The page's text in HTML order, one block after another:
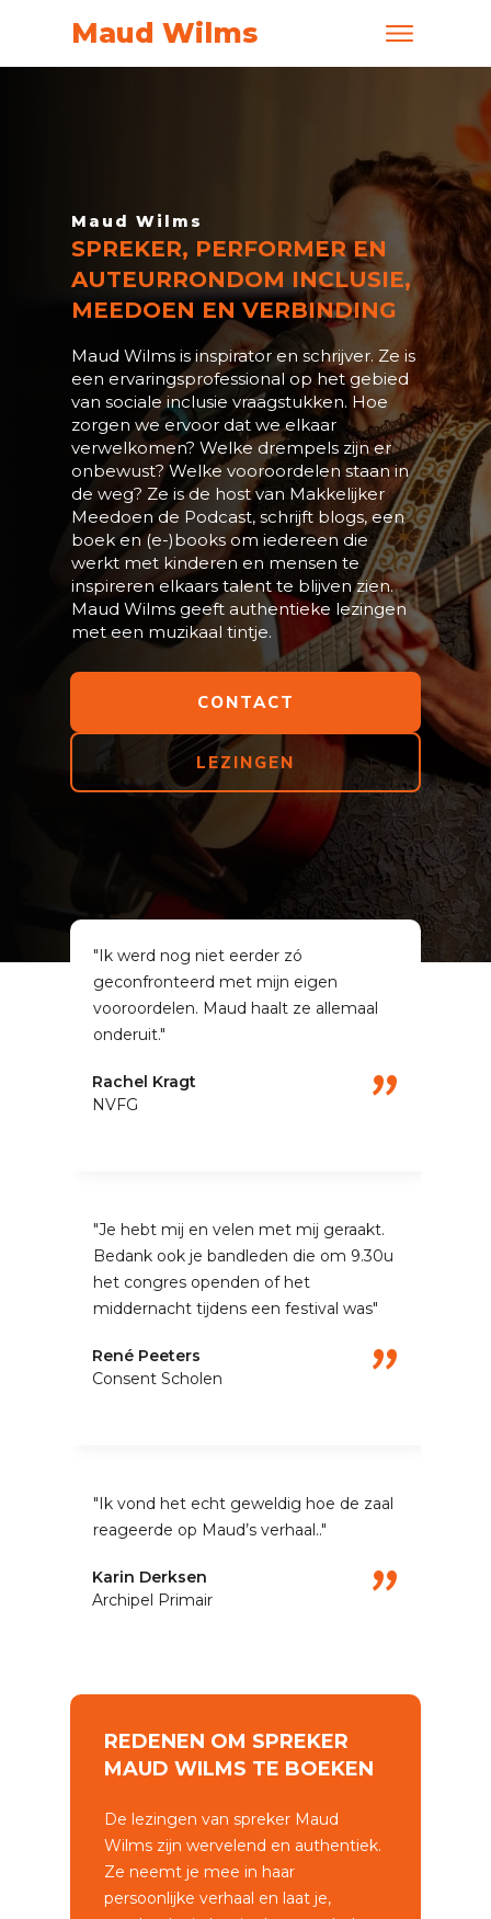
Maud Wilms
Maud Wilms
SPREKER, PERFORMER EN
AUTEURRONDOM INCLUSIE,
MEEDOEN EN VERBINDING
Maud Wilms is inspirator en schrijver. Ze is
een ervaringsprofessional op het gebied
van sociale inclusie vraagstukken. Hoe
zorgen we ervoor dat we elkaar
verwelkomen? Welke drempels zijn er
onbewust? Welke vooroordelen staan in
de weg? Ze is de host van Makkelijker
Meedoen de Podcast, schrijft blogs, een
boek en (e-)books om iedereen die
werkt met kinderen en mensen te
inspireren elkaars talent te blijven zien.
Maud Wilms geeft authentieke lezingen
met een muzikaal tintje.
CONTACT
LEZINGEN
"Ik werd nog niet eerder zó
geconfronteerd met mijn eigen
vooroordelen. Maud haalt ze allemaal
onderuit."
Rachel Kragt
NVFG
"
"Je hebt mij en velen met mij geraakt.
Bedank ook je bandleden die om 9.30u
het congres openden of het
middernacht tijdens een festival was"
René Peeters
Consent Scholen
"
"Ik vond het echt geweldig hoe de zaal
reageerde op Maud’s verhaal.."
Karin Derksen
Archipel Primair
"
REDENEN OM SPREKER
MAUD WILMS TE BOEKEN
De lezingen van spreker Maud
Wilms zijn wervelend en authentiek.
Ze neemt je mee in haar
persoonlijke verhaal en laat je,